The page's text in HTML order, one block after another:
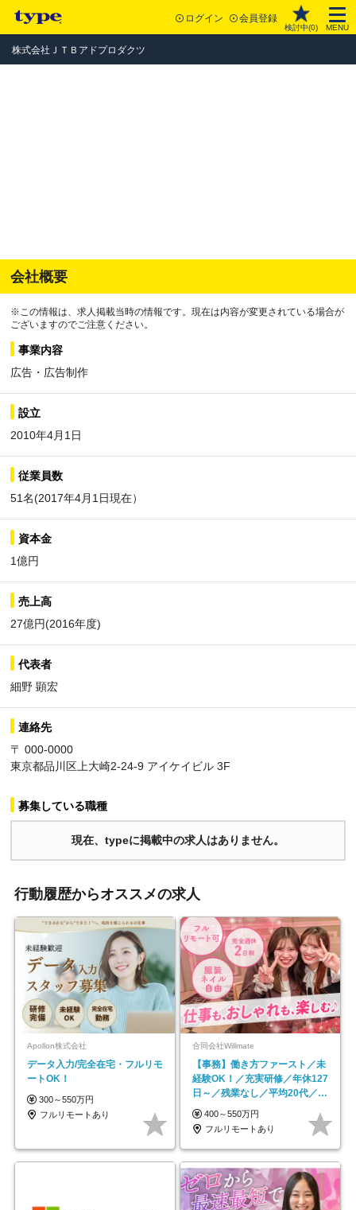
ログイン 会員登録
検討中(0) MENU
株式会社ＪＴＢアドプロダクツ
会社概要
※この情報は、求人掲載当時の情報です。現在は内容が変更されている場合が
ございますのでご注意ください。
事業内容
広告・広告制作
設立
2010年4月1日
従業員数
51名(2017年4月1日現在）
資本金
1億円
売上高
27億円(2016年度)
代表者
細野 顕宏
連絡先
〒 000-0000
東京都品川区上大崎2-24-9 アイケイビル 3F
募集している職種
現在、typeに掲載中の求人はありません。
行動履歴からオススメの求人
Apollon株式会社
データ入力/完全在宅・フルリモ
ートOK！
300～550万円
フルリモートあり
合同会社Willmate
【事務】働き方ファースト／未
経験OK！／充実研修／年休127
日～／残業なし／平均20代／リ
モートOK
400～550万円
フルリモートあり